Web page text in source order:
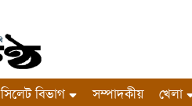
সিলেট বিভাগ সম্পাদকীয় খেলা